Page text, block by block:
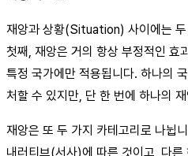
재앙과 상황(Situation) 사이에는 두
첫째, 재앙은 거의 항상 부정적인 효
특정 국가에만 적용됩니다. 하나의
처할 수 있지만, 단 한 번에 하나의
재앙은 또 두 가지 카테고리로 나뉩
내러티브(서사)에 따른 것이고, 다른